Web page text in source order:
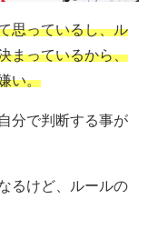
思っているし、ル
まっているから、
い。
分で判断する事が
るけど、ルールの